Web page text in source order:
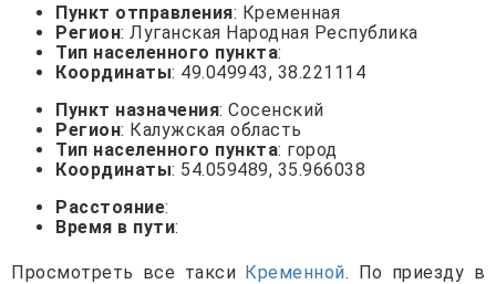
Пункт отправления: Кременная
Регион: Луганская Народная Республика
Тип населенного пункта:
Координаты: 49.049943, 38.221114
Пункт назначения: Сосенский
Регион: Калужская область
Тип населенного пункта: город
Координаты: 54.059489, 35.966038
Расстояние:
Время в пути:
Просмотреть все такси Кременной. По приезду в